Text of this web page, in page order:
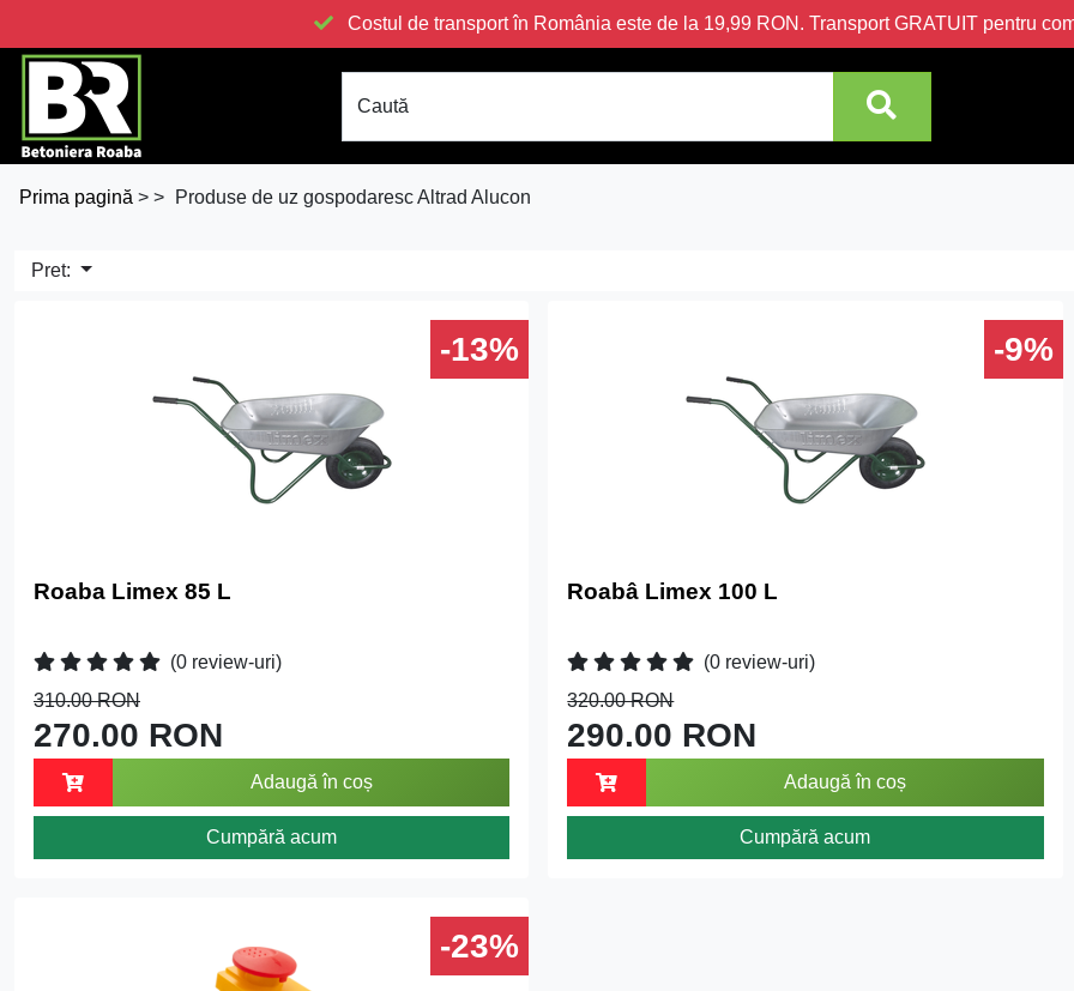
Costul de transport în România este de la 19,99 RON. Transport GRATUIT pentru
Caută
Prima pagină > > Produse de uz gospodaresc Altrad Alucon
Pret:
-13%
Roaba Limex 85 L
(0 review-uri)
310.00 RON
270.00 RON
Adaugă în coș
Cumpără acum
-9%
Roabâ Limex 100 L
(0 review-uri)
320.00 RON
290.00 RON
Adaugă în coș
Cumpără acum
-23%